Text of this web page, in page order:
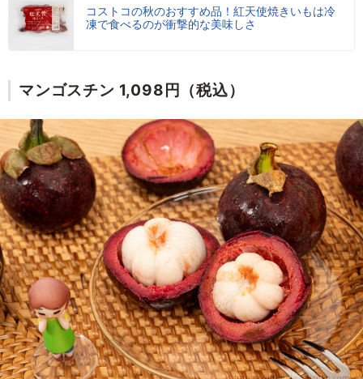
コストコの秋のおすすめ品！紅天使焼きいもは冷
凍で食べるのが衝撃的な美味しさ
マンゴスチン 1,098円（税込）